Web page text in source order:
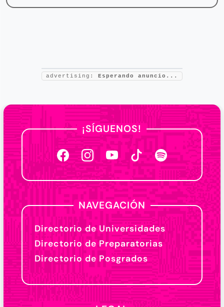
advertising: Esperando anuncio...
¡SÍGUENOS!
NAVEGACIÓN
Directorio de Universidades
Directorio de Preparatorias
Directorio de Posgrados